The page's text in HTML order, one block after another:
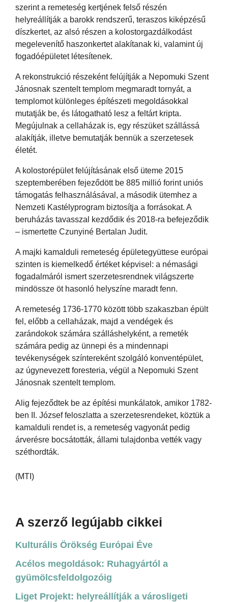
szerint a remeteség kertjének felső részén
helyreállítják a barokk rendszerű, teraszos kiképzésű
díszkertet, az alsó részen a kolostorgazdálkodást
megelevenítő haszonkertet alakítanak ki, valamint új
fogadóépületet létesítenek.
A rekonstrukció részeként felújítják a Nepomuki Szent
Jánosnak szentelt templom megmaradt tornyát, a
templomot különleges építészeti megoldásokkal
mutatják be, és látogatható lesz a feltárt kripta.
Megújulnak a cellaházak is, egy részüket szállássá
alakítják, illetve bemutatják bennük a szerzetesek
életét.
A kolostorépület felújításának első üteme 2015
szeptemberében fejeződött be 885 millió forint uniós
támogatás felhasználásával, a második ütemhez a
Nemzeti Kastélyprogram biztosítja a forrásokat. A
beruházás tavasszal kezdődik és 2018-ra befejeződik
– ismertette Czunyiné Bertalan Judit.
A majki kamalduli remeteség épületegyüttese európai
szinten is kiemelkedő értéket képvisel: a némasági
fogadalmáról ismert szerzetesrendnek világszerte
mindössze öt hasonló helyszíne maradt fenn.
A remeteség 1736-1770 között több szakaszban épült
fel, előbb a cellaházak, majd a vendégek és
zarándokok számára szálláshelyként, a remeték
számára pedig az ünnepi és a mindennapi
tevékenységek színtereként szolgáló konventépület,
az úgynevezett foresteria, végül a Nepomuki Szent
Jánosnak szentelt templom.
Alig fejeződtek be az építési munkálatok, amikor 1782-
ben II. József feloszlatta a szerzetesrendeket, köztük a
kamalduli rendet is, a remeteség vagyonát pedig
árverésre bocsátották, állami tulajdonba vették vagy
széthordták.
(MTI)
A szerző legújabb cikkei
Kulturális Örökség Európai Éve
Acélos megoldások: Ruhagyártól a
gyümölcsfeldolgozóig
Liget Projekt: helyreállítják a városligeti